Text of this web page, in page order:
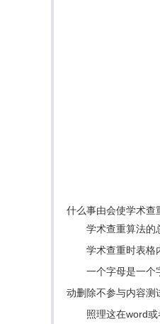
什么事由会使学术查
学术查重算法的
学术查重时表格
一个字母是一个
动删除不参与内容测
照理这在word